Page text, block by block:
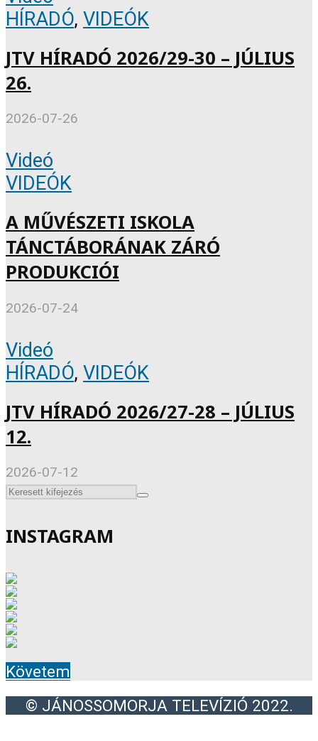
HÍRADÓ, VIDEÓK
JTV HÍRADÓ 2026/29-30 – JÚLIUS
26.
2026-07-26
Videó
VIDEÓK
A MŰVÉSZETI ISKOLA
TÁNCTÁBORÁNAK ZÁRÓ
PRODUKCIÓI
2026-07-24
Videó
HÍRADÓ, VIDEÓK
JTV HÍRADÓ 2026/27-28 – JÚLIUS
12.
2026-07-12
INSTAGRAM
Követem
© JÁNOSSOMORJA TELEVÍZIÓ 2022.